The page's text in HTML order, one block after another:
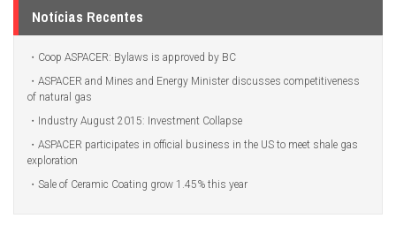
Notícias Recentes
Coop ASPACER: Bylaws is approved by BC
ASPACER and Mines and Energy Minister discusses competitiveness
of natural gas
Industry August 2015: Investment Collapse
ASPACER participates in official business in the US to meet shale gas
exploration
Sale of Ceramic Coating grow 1.45% this year